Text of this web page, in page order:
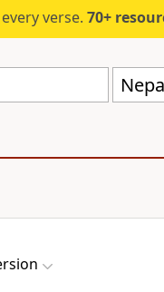
verse. 70+ resources